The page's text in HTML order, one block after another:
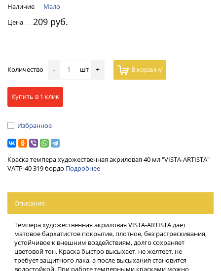
Наличие
Мало
Цена
209 руб.
Количество - шт + В корзину
Купить в 1 клик
Избранное
Краска темпера художественная акриловая 40 мл "VISTA-ARTISTA"
VATP-40 319 бордо Подробнее
Описание
Темпера художественная акриловая VISTA-ARTISTA даёт
матовое бархатистое покрытие, плотное, без растрескивания,
устойчивое к внешним воздействиям, долго сохраняет
цветовой тон. Краска быстро высыхает, не желтеет, не
требует защитного лака, а после высыхания становится
водостойкой. При работе темперными красками можно